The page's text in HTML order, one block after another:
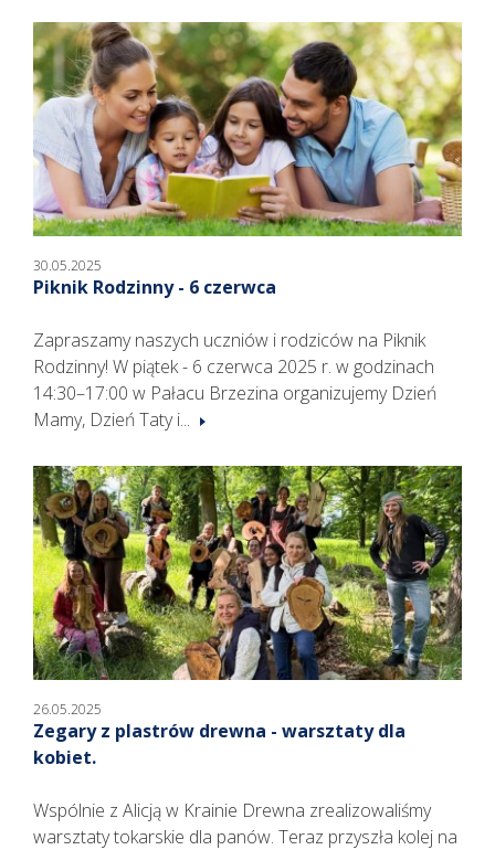
30.05.2025
Piknik Rodzinny - 6 czerwca
Zapraszamy naszych uczniów i rodziców na Piknik
Rodzinny! W piątek - 6 czerwca 2025 r. w godzinach
14:30–17:00 w Pałacu Brzezina organizujemy Dzień
Mamy, Dzień Taty i...
26.05.2025
Zegary z plastrów drewna - warsztaty dla
kobiet.
Wspólnie z Alicją w Krainie Drewna zrealizowaliśmy
warsztaty tokarskie dla panów. Teraz przyszła kolej na